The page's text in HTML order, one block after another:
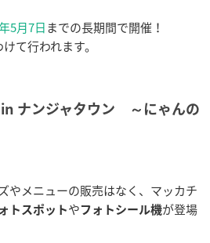
5月7日までの長期間で開催！
て行われます。
in ナンジャタウン ～にゃんの
やメニューの販売はなく、マッカチ
トスポット や フォトシール機が登場